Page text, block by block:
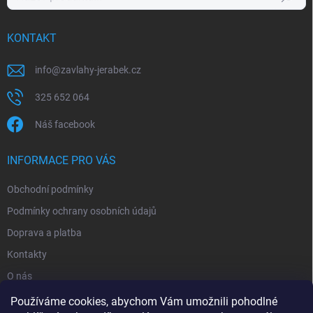
Používáme cookies, abychom Vám umožnili pohodlné
KONTAKT
info@zavlahy-jerabek.cz
325 652 064
Náš facebook
INFORMACE PRO VÁS
Obchodní podmínky
Podmínky ochrany osobních údajů
Doprava a platba
Kontakty
O nás
Reklamace